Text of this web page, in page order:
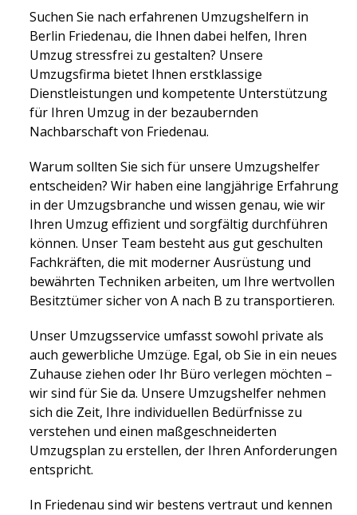
Suchen Sie nach erfahrenen Umzugshelfern in
Berlin Friedenau, die Ihnen dabei helfen, Ihren
Umzug stressfrei zu gestalten? Unsere
Umzugsfirma bietet Ihnen erstklassige
Dienstleistungen und kompetente Unterstützung
für Ihren Umzug in der bezaubernden
Nachbarschaft von Friedenau.
Warum sollten Sie sich für unsere Umzugshelfer
entscheiden? Wir haben eine langjährige Erfahrung
in der Umzugsbranche und wissen genau, wie wir
Ihren Umzug effizient und sorgfältig durchführen
können. Unser Team besteht aus gut geschulten
Fachkräften, die mit moderner Ausrüstung und
bewährten Techniken arbeiten, um Ihre wertvollen
Besitztümer sicher von A nach B zu transportieren.
Unser Umzugsservice umfasst sowohl private als
auch gewerbliche Umzüge. Egal, ob Sie in ein neues
Zuhause ziehen oder Ihr Büro verlegen möchten –
wir sind für Sie da. Unsere Umzugshelfer nehmen
sich die Zeit, Ihre individuellen Bedürfnisse zu
verstehen und einen maßgeschneiderten
Umzugsplan zu erstellen, der Ihren Anforderungen
entspricht.
In Friedenau sind wir bestens vertraut und kennen